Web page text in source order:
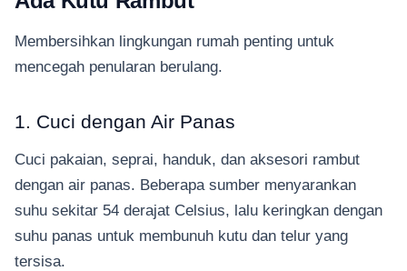
Membersihkan lingkungan rumah penting untuk
mencegah penularan berulang.
1. Cuci dengan Air Panas
Cuci pakaian, seprai, handuk, dan aksesori rambut
dengan air panas. Beberapa sumber menyarankan
suhu sekitar 54 derajat Celsius, lalu keringkan dengan
suhu panas untuk membunuh kutu dan telur yang
tersisa.